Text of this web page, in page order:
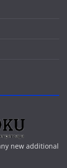
new additional